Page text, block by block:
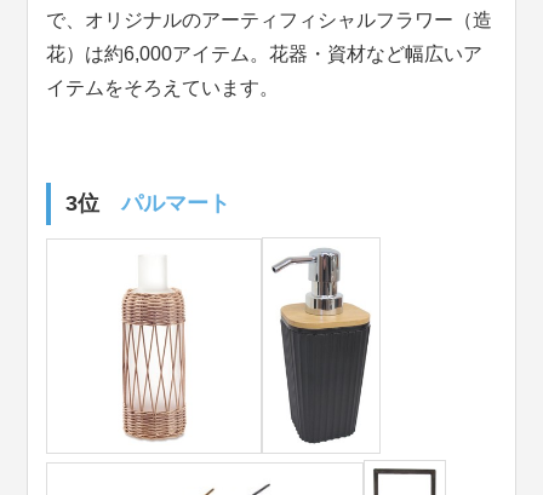
で、オリジナルのアーティフィシャルフラワー（造
花）は約6,000アイテム。花器・資材など幅広いア
イテムをそろえています。
3位パルマート